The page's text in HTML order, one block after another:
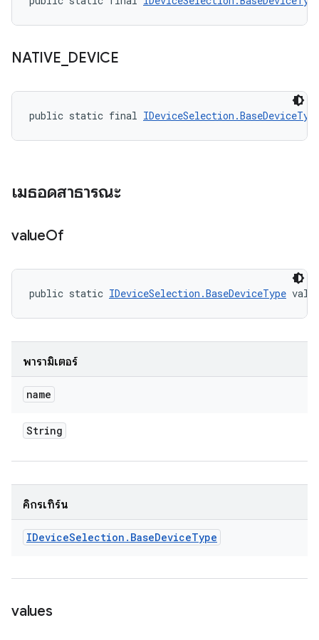
NATIVE DEVICE
public static final
เมธอดสาธารณะ
valueOf
public static IDeviceSelection.BaseDeviceType
พารามิเตอร์
name
String
คิกรีเทิร์น
IDeviceSelection . BaseDeviceType
values